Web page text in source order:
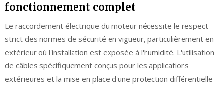
fonctionnement complet
Le raccordement électrique du moteur nécessite le respect
strict des normes de sécurité en vigueur, particulièrement en
extérieur où l'installation est exposée à l'humidité. L'utilisation
de câbles spécifiquement conçus pour les applications
extérieures et la mise en place d'une protection différentielle